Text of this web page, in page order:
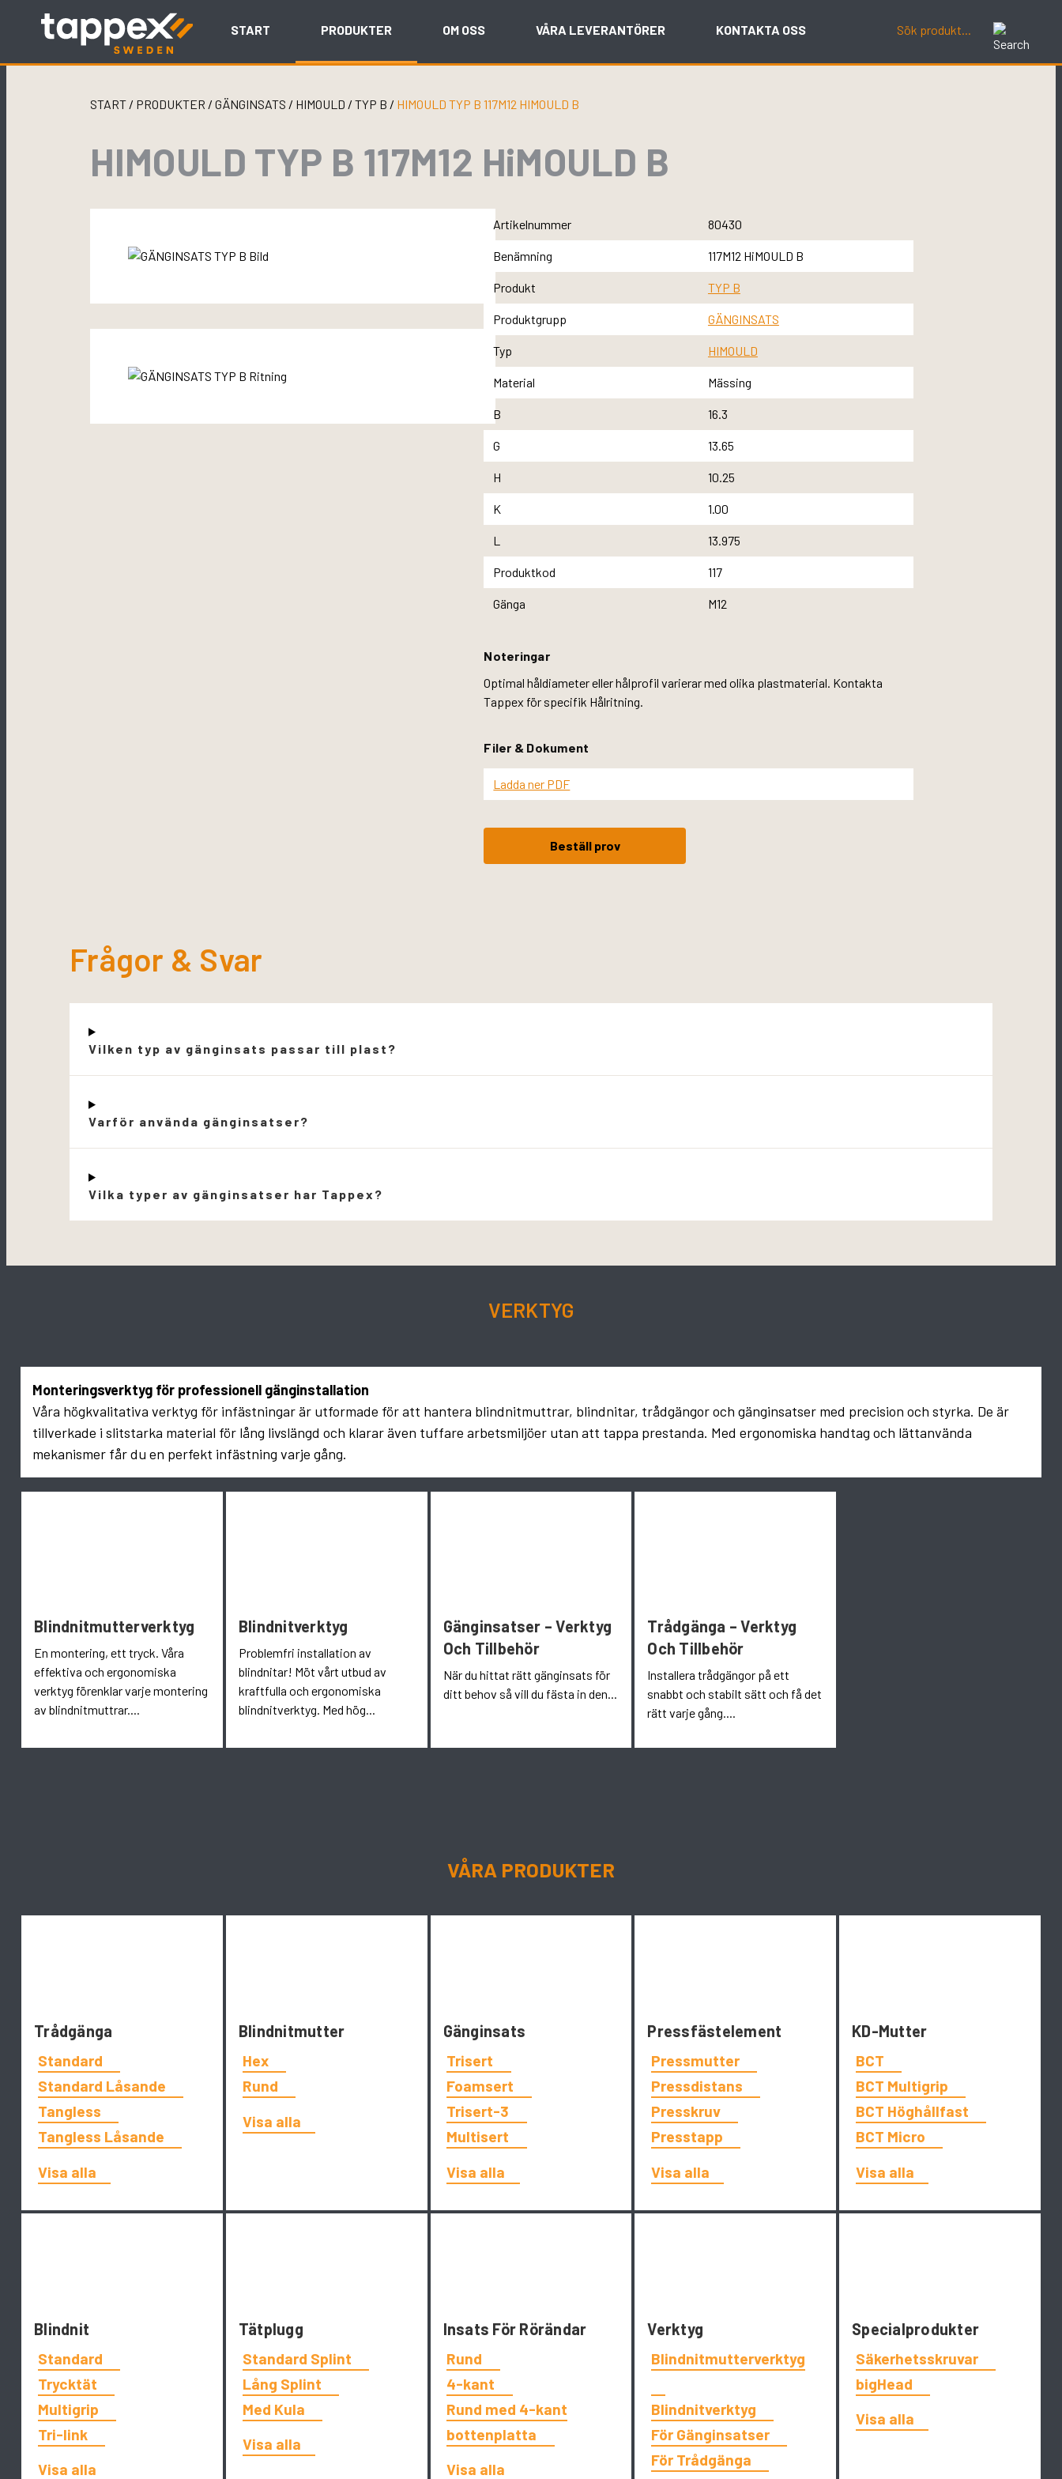
START PRODUKTER OM OSS VÅRA LEVERANTÖRER KONTAKTA OSS
START / PRODUKTER /GÄNGINSATS / HIMOULD /TYP B / HIMOULD TYP B 117M12 HIMOULD B
HIMOULD TYP B 117M12 HiMOULD B
Artikelnummer 80430
Benämning 117M12 HiMOULD B
Produkt TYP B
Produktgrupp GÄNGINSATS
Typ HIMOULD
Material Mässing
B 16.3
G 13.65
H 10.25
K 1.00
L 13.975
Produktkod 117
Gänga M12
Noteringar
Optimal håldiameter eller hålprofil varierar med olika plastmaterial. Kontakta
Tappex för specifik Hålritning.
Filer & Dokument
Ladda ner PDF
Beställ prov
Frågor & Svar
Vilken typ av gänginsats passar till plast?
Varför använda gänginsatser?
Vilka typer av gänginsatser har Tappex?
VERKTYG
Monteringsverktyg för professionell gänginstallation
Våra högkvalitativa verktyg för infästningar är utformade för att hantera blindnitmuttrar, blindnitar, trådgängor och gänginsatser med precision och styrka. De är
tillverkade i slitstarka material för lång livslängd och klarar även tuffare arbetsmiljöer utan att tappa prestanda. Med ergonomiska handtag och lättanvända
mekanismer får du en perfekt infästning varje gång.
Blindnitmutterverktyg
En montering, ett tryck. Våra
effektiva och ergonomiska
verktyg förenklar varje montering
av blindnitmuttrar....
Blindnitverktyg
Problemfri installation av
blindnitar! Möt vårt utbud av
kraftfulla och ergonomiska
blindnitverktyg. Med hög...
Gänginsatser – Verktyg
Och Tillbehör
När du hittat rätt gänginsats för
ditt behov så vill du fästa in den...
Trådgänga – Verktyg
Och Tillbehör
Installera trådgängor på ett
snabbt och stabilt sätt och få det
rätt varje gång....
VÅRA PRODUKTER
Trådgänga
Standard
Standard Låsande
Tangless
Tangless Låsande
Visa alla
Blindnitmutter
Hex
Rund
Visa alla
Gänginsats
Trisert
Foamsert
Trisert-3
Multisert
Visa alla
Pressfästelement
Pressmutter
Pressdistans
Presskruv
Presstapp
Visa alla
KD-Mutter
BCT
BCT Multigrip
BCT Höghållfast
BCT Micro
Visa alla
Blindnit
Standard
Trycktät
Multigrip
Tri-link
Visa alla
Tätplugg
Standard Splint
Lång Splint
Med Kula
Visa alla
Insats För Rörändar
Rund
4-kant
Rund med 4-kant
bottenplatta
Visa alla
Verktyg
Blindnitmutterverktyg
Blindnitverktyg
För Gänginsatser
För Trådgänga
Specialprodukter
Säkerhetsskruvar
bigHead
Visa alla